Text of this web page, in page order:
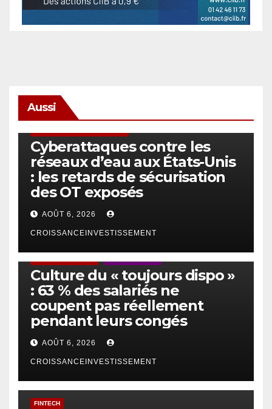
Aussi
Cyberattaques contre les
réseaux d’eau aux États-Unis
: les retards de sécurisation
des OT exposés
AOÛT 6, 2026
CROISSANCEINVESTISSEMENT
Culture du « toujours dispo »
: 63 % des salariés ne
coupent pas réellement
pendant leurs congés
AOÛT 6, 2026
CROISSANCEINVESTISSEMENT
FINTECH